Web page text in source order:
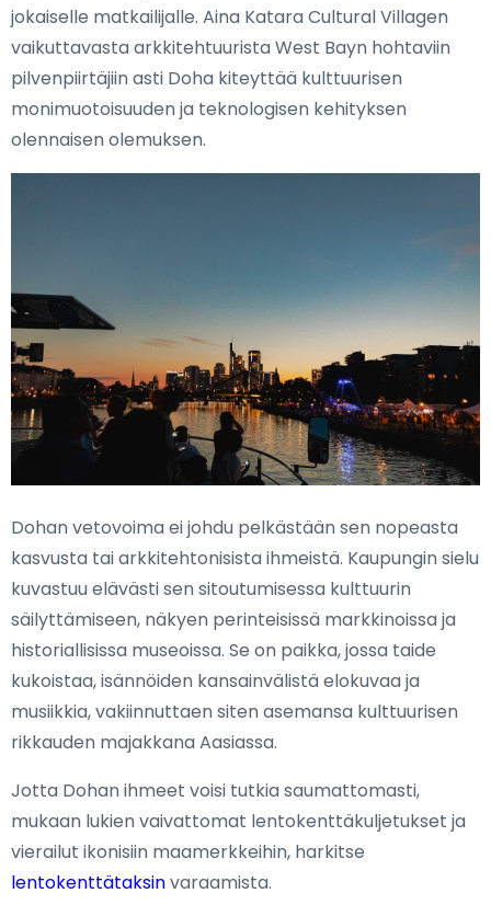
jokaiselle matkailijalle. Aina Katara Cultural Villagen
vaikuttavasta arkkitehtuurista West Bayn hohtaviin
pilvenpiirtäjiin asti Doha kiteyttää kulttuurisen
monimuotoisuuden ja teknologisen kehityksen
olennaisen olemuksen.
Dohan vetovoima ei johdu pelkästään sen nopeasta
kasvusta tai arkkitehtonisista ihmeistä. Kaupungin sielu
kuvastuu elävästi sen sitoutumisessa kulttuurin
säilyttämiseen, näkyen perinteisissä markkinoissa ja
historiallisissa museoissa. Se on paikka, jossa taide
kukoistaa, isännöiden kansainvälistä elokuvaa ja
musiikkia, vakiinnuttaen siten asemansa kulttuurisen
rikkauden majakkana Aasiassa.
Jotta Dohan ihmeet voisi tutkia saumattomasti,
mukaan lukien vaivattomat lentokenttäkuljetukset ja
vierailut ikonisiin maamerkkeihin, harkitse
lentokenttätaksinvaraamista.